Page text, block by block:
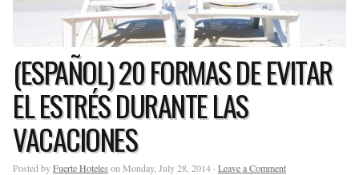
(ESPAÑOL) 20 FORMAS DE EVITAR
EL ESTRÉS DURANTE LAS
VACACIONES
Posted byFuerte Hoteles on Monday, July 28, 2014 · Leave a Comment